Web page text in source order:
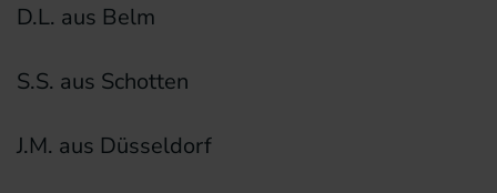
D.L. aus Belm
S.S. aus Schotten
J.M. aus Düsseldorf